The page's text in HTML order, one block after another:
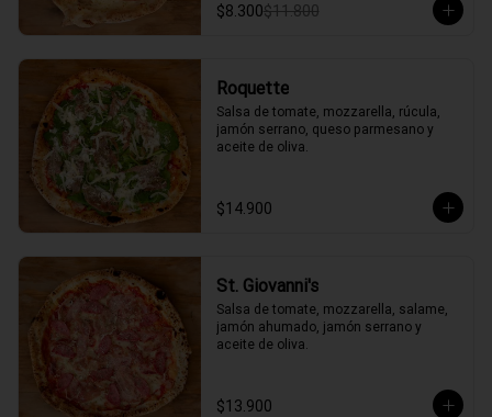
$8.300$11.800
Roquette
Salsa de tomate, mozzarella, rúcula,
jamón serrano, queso parmesano y
aceite de oliva.
$14.900
St. Giovanni's
Salsa de tomate, mozzarella, salame,
jamón ahumado, jamón serrano y
aceite de oliva.
$13.900